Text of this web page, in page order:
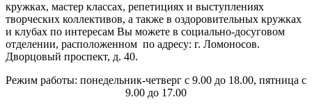
кружках, мастер классах, репетициях и выступлениях
творческих коллективов, а также в оздоровительных кружках
и клубах по интересам Вы можете в социально-досуговом
отделении, расположенном по адресу: г. Ломоносов.
Дворцовый проспект, д. 40.
Режим работы: понедельник-четверг с 9.00 до 18.00, пятница с
9.00 до 17.00